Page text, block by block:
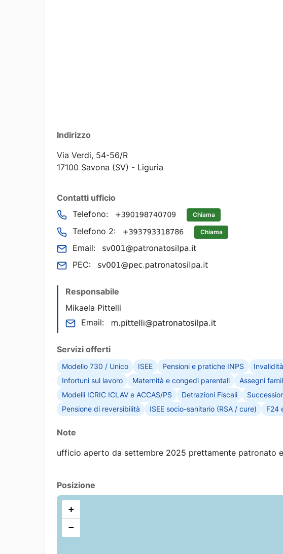
Indirizzo
Via Verdi, 54-56/R
17100 Savona (SV) - Liguria
Contatti ufficio
Telefono:
Chiama
Telefono 2: Chiama
Email:
PEC:
Responsabile
Mikaela Pittelli
Email:
Servizi offerti
Modello 730 / Unico ISEE Pensioni e pratiche INPS
Infortuni sul lavoro
Maternità e congedi parentali Assegni
Modelli ICRIC ICLAV e ACCAS/PS
Detrazioni Fiscali
Pensione di reversibilità
ISEE socio-sanitario (RSA / cure) F24
Note
ufficio aperto da settembre 2025 prettamente patronato
Posizione
+
−